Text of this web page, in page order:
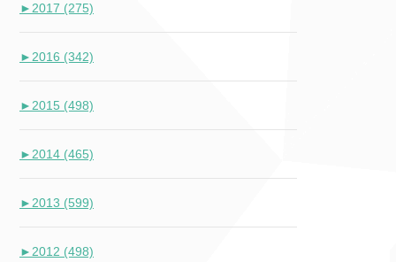
►2017 (275)
►2016 (342)
►2015 (498)
►2014 (465)
►2013 (599)
►2012 (498)